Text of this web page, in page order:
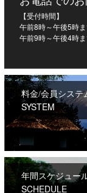
【受付時間】
午前8時～午後5時
午前9時～午後4時
料金/会員システ
SYSTEM
年間スケジュー
SCHEDULE